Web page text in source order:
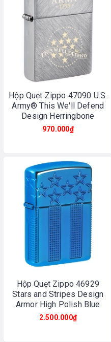
Hộp Quẹt Zippo 47090 U.S.
Army® This We'll Defend
Design Herringbone
Sweep
970.000₫
Hộp Quẹt Zippo 46929
Stars and Stripes Design
Armor High Polish Blue
2.500.000₫